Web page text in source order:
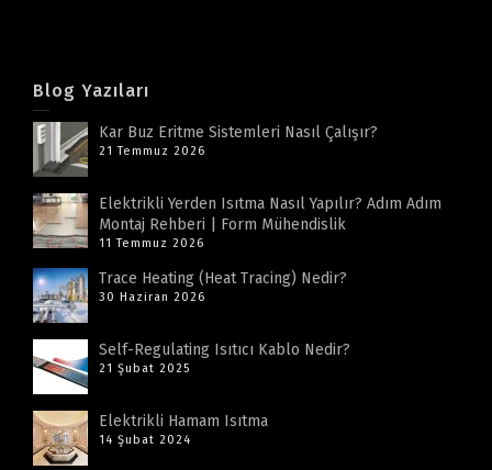
Blog Yazıları
Kar Buz Eritme Sistemleri Nasıl Çalışır?
21 Temmuz 2026
Elektrikli Yerden Isıtma Nasıl Yapılır? Adım Adım
Montaj Rehberi | Form Mühendislik
11 Temmuz 2026
Trace Heating (Heat Tracing) Nedir?
30 Haziran 2026
Self-Regulating Isıtıcı Kablo Nedir?
21 Şubat 2025
Elektrikli Hamam Isıtma
14 Şubat 2024